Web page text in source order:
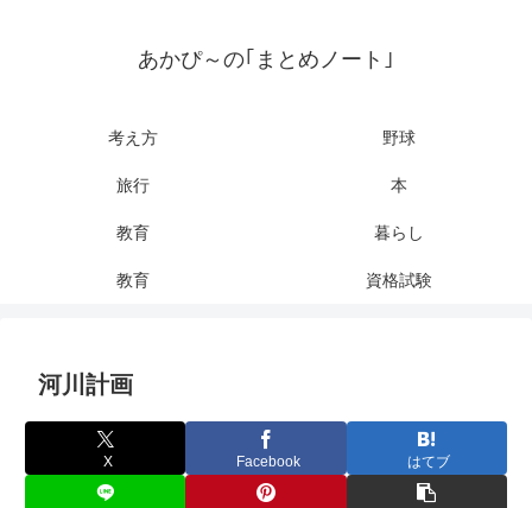
あかぴ～の｢まとめノート｣
考え方 野球
旅行 本
教育 暮らし
教育 資格試験
河川計画
X Facebook はてブ